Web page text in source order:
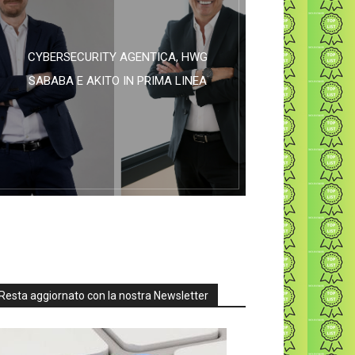
CYBERSECURITY AGENTICA, HWG
SABABA E AKITO IN PRIMA LINEA
aggiornato con la nostra Newsletter